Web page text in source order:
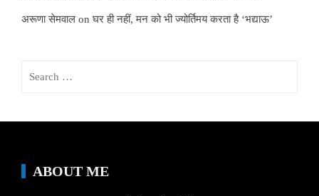
अरूणा सेमवाल onघर ही नहीं, मन को भी ज्योर्तिमय करता है ‘भद्याऊ’
ABOUT ME